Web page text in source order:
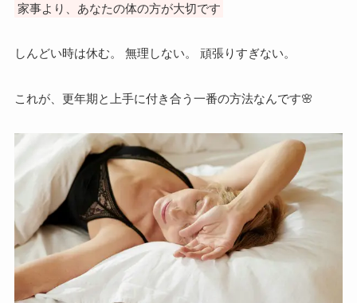
家事より、あなたの体の方が大切です
しんどい時は休む。 無理しない。 頑張りすぎない。
これが、更年期と上手に付き合う一番の方法なんです🌸